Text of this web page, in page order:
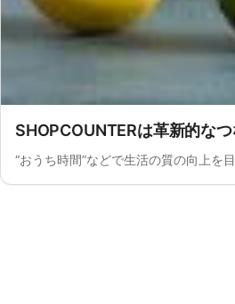
SHOPCOUNTERは革新的な
“おうち時間”などで生活の質の向上を